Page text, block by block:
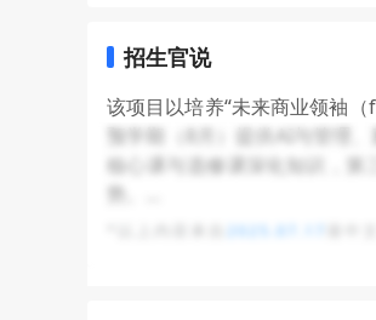
招生官说
该项目以培养“未来商业领袖
预学期（8月）提供AI与管理
核心课与选修课深化知识，
势。
在申录方面，项目采用滚动
入学130人，录取率约5%。
港中